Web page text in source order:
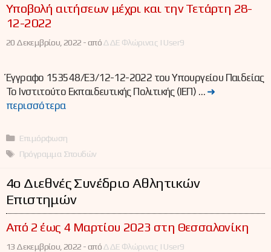
Υποβολή αιτήσεων μέχρι και την Τετάρτη 28-
12-2022
20 Δεκεμβρίου, 2022 -απόΔΔΕ Φλώρινας | User9
Έγγραφο 153548/Ε3/12-12-2022 του Υπουργείου Παιδείας
Το Ινστιτούτο Εκπαιδευτικής Πολιτικής (ΙΕΠ) … ➜
περισσότερα
Κατηγορίες
Επιμόρφωση
Ετικέτες
Πρόγραμμα Σπουδών
4ο Διεθνές Συνέδριο Αθλητικών
Επιστημών
Από 2 έως 4 Μαρτίου 2023 στη Θεσσαλονίκη
13 Δεκεμβρίου, 2022 -απόΔΔΕ Φλώρινας | User9